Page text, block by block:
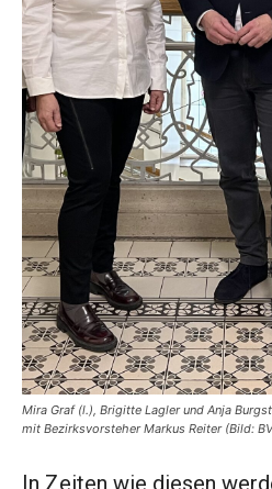
Mira Graf (l.), Brigitte Lagler und Anja
mit Bezirksvorsteher Markus Reiter (Bild:
In Zeiten wie diesen